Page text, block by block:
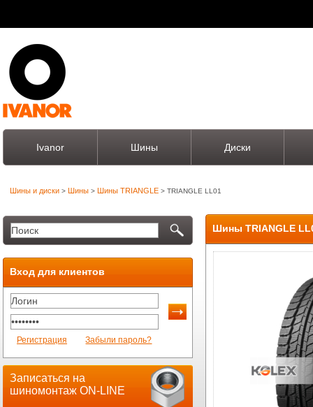
Ivanor Шины Диски
Шины и диски > Шины > Шины TRIANGLE > TRIANGLE LL01
Вход для клиентов
Регистрация Забыли пароль?
Записаться на
шиномонтаж ON-LINE
Шины TRIANGLE